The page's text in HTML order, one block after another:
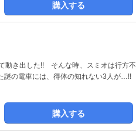
購入する
動き出した!! そんな時、スミオは行方不
謎の電車には、得体の知れない3人が…!!
購入する